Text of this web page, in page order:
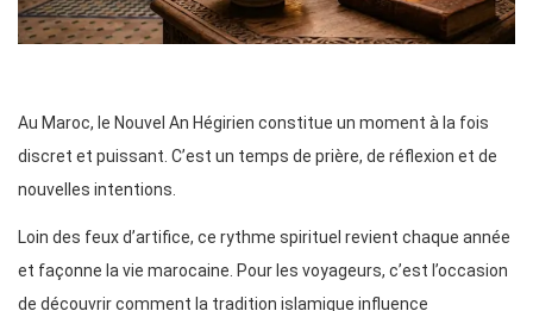
Au Maroc, le Nouvel An Hégirien constitue un moment à la fois
discret et puissant. C’est un temps de prière, de réflexion et de
nouvelles intentions.
Loin des feux d’artifice, ce rythme spirituel revient chaque année
et façonne la vie marocaine. Pour les voyageurs, c’est l’occasion
de découvrir comment la tradition islamique influence